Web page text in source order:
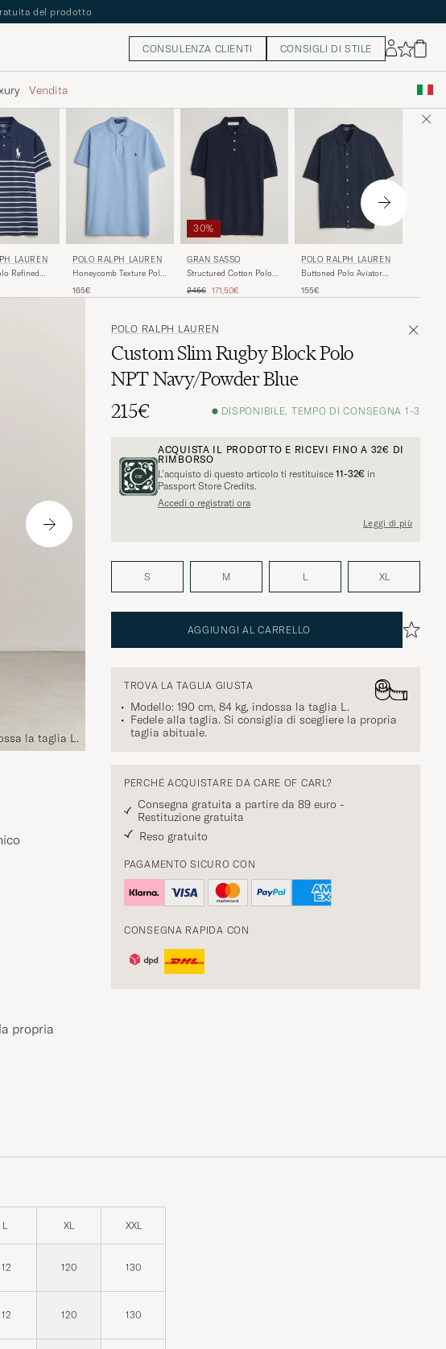
CONSULENZA CLIENTI CONSIGLI DI STILE
Vendita
LAUREN
Refined
POLO RALPH LAUREN
Honeycomb Texture Polo
165€
30%
GRAN SASSO
Structured Cotton Polo
Prezzo ordinario
245€ Prezzo ridotto
171,50€
POLO RALPH LAUREN
Buttoned Polo Aviator
155€
Nevis/
la taglia L.
POLO RALPH LAUREN
Custom Slim Rugby Block Polo
NPT Navy/Powder Blue
215€
DISPONIBILE, TEMPO DI CONSEGNA 1-3
ACQUISTA IL PRODOTTO E RICEVI FINO A 32€ DI
RIMBORSO
L’acquisto di questo articolo ti restituisce 11-32€ in
Passport Store Credits.
Accedi o registrati ora
Leggi di più
S M L XL
AGGIUNGI AL CARRELLO
TROVA LA TAGLIA GIUSTA
Modello: 190 cm, 84 kg, indossa la taglia L.
Fedele alla taglia. Si consiglia di scegliere la propria
taglia abituale.
PERCHÉ ACQUISTARE DA CARE OF CARL?
Consegna gratuita a partire da 89 euro -
Restituzione gratuita
Reso gratuito
PAGAMENTO SICURO CON
CONSEGNA RAPIDA CON
propria
L XL XXL
120 130
120 130